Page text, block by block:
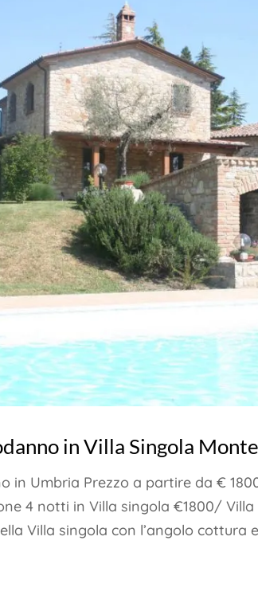
in Villa Singola
in Umbria Prezzo a partire da €
4 notti in Villa singola €1800/ Villa
Villa singola con l’angolo